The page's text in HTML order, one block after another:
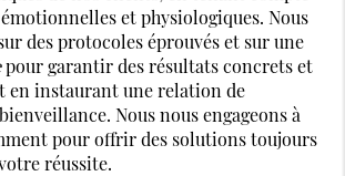
et physiologiques. Nous
des protocoles éprouvés et sur une
pour garantir des résultats concrets et
en instaurant une relation de
Nous nous engageons à
pour offrir des solutions toujours
réussite.